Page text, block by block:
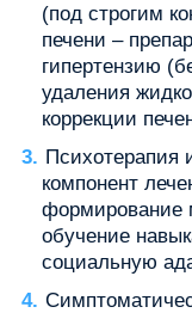
(под строгим
печени –
гипертензию
удаления
коррекции
Психотерапия
компонент
формирование
обучение
социальную